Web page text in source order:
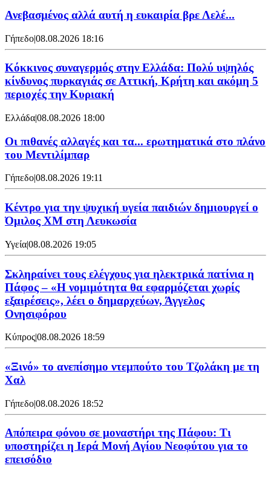
Ανεβασμένος αλλά αυτή η ευκαιρία βρε Λελέ...
Γήπεδο|08.08.2026 18:16
Κόκκινος συναγερμός στην Ελλάδα: Πολύ υψηλός
κίνδυνος πυρκαγιάς σε Αττική, Κρήτη και ακόμη 5
περιοχές την Κυριακή
Ελλάδα|08.08.2026 18:00
Οι πιθανές αλλαγές και τα... ερωτηματικά στο πλάνο
του Μεντιλίμπαρ
Γήπεδο|08.08.2026 19:11
Κέντρο για την ψυχική υγεία παιδιών δημιουργεί ο
Όμιλος XM στη Λευκωσία
Υγεία|08.08.2026 19:05
Σκληραίνει τους ελέγχους για ηλεκτρικά πατίνια η
Πάφος – «Η νομιμότητα θα εφαρμόζεται χωρίς
εξαιρέσεις», λέει ο δημαρχεύων, Άγγελος
Ονησιφόρου
Κύπρος|08.08.2026 18:59
«Ξινό» το ανεπίσημο ντεμπούτο του Τζολάκη με τη
Χαλ
Γήπεδο|08.08.2026 18:52
Απόπειρα φόνου σε μοναστήρι της Πάφου: Τι
υποστηρίζει η Ιερά Μονή Αγίου Νεοφύτου για το
επεισόδιο